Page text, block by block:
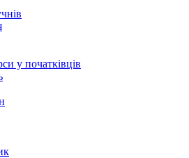
у початківців